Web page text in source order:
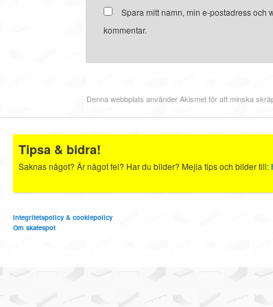
Spara mitt namn, min e-postadress
kommentar.
Denna webbplats använder Akismet för att minska
Tipsa & bidra!
Saknas något? Är något fel? Har du bilder? Mejla tips och bilder till:
Integritetspolicy & cookiepolicy
Om skatespot